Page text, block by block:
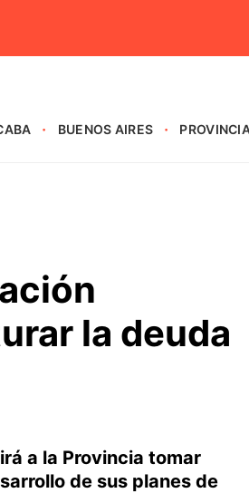
BUENOS AIRES
la deuda
a la Provincia tomar
de sus planes de